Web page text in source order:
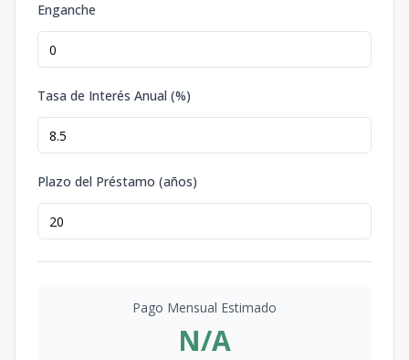
Enganche
Tasa de Interés Anual (%)
Plazo del Préstamo (años)
Pago Mensual Estimado
N/A